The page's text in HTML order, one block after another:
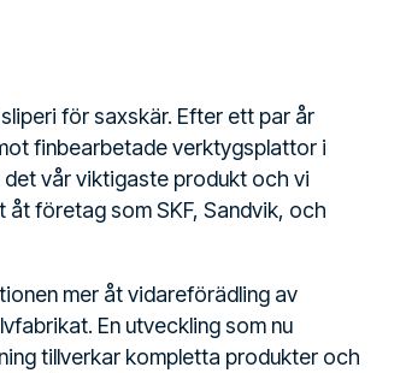
för saxskär. Efter ett par år
finbearbetade verktygsplattor i
vår viktigaste produkt och vi
företag som SKF, Sandvik, och
mer åt vidareförädling av
En utveckling som nu
tillverkar kompletta produkter och